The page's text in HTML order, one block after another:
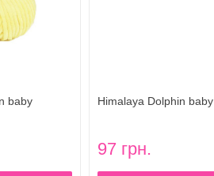
baby
Himalaya Dolphin baby
97 грн.